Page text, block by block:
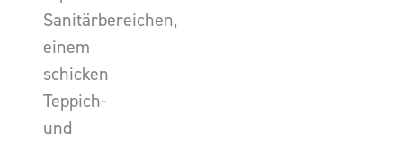
Sanitärbereichen,
einem
schicken
Teppich-
und